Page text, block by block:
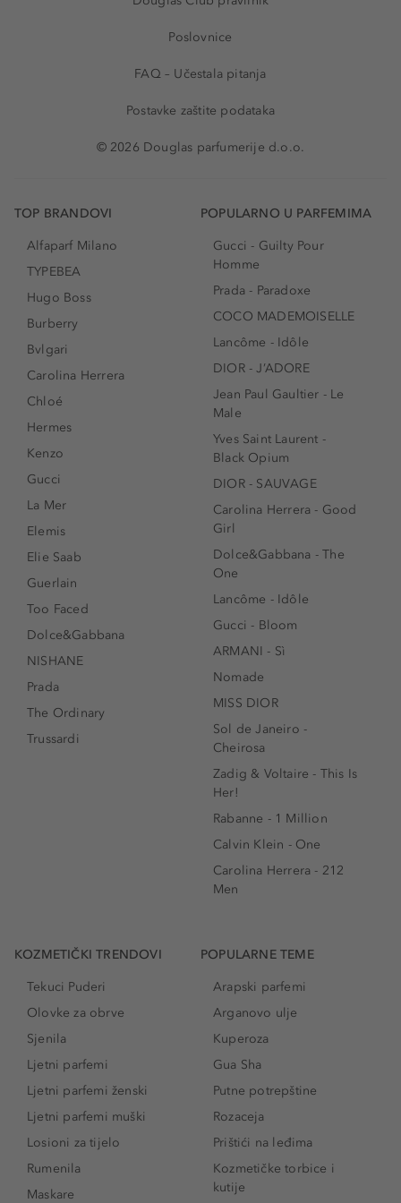
Poslovnice
FAQ – Učestala pitanja
Postavke zaštite podataka
© 2026 Douglas parfumerije d.o.o.
TOP BRANDOVI
Alfaparf Milano
TYPEBEA
Hugo Boss
Burberry
Bvlgari
Carolina Herrera
Chloé
Hermes
Kenzo
Gucci
La Mer
Elemis
Elie Saab
Guerlain
Too Faced
Dolce&Gabbana
NISHANE
Prada
The Ordinary
Trussardi
POPULARNO U PARFEMIMA
Gucci - Guilty Pour
Homme
Prada - Paradoxe
COCO MADEMOISELLE
Lancôme - Idôle
DIOR - J’ADORE
Jean Paul Gaultier - Le
Male
Yves Saint Laurent -
Black Opium
DIOR - SAUVAGE
Carolina Herrera - Good
Girl
Dolce&Gabbana - The
One
Lancôme - Idôle
Gucci - Bloom
ARMANI - Sì
Nomade
MISS DIOR
Sol de Janeiro -
Cheirosa
Zadig & Voltaire - This Is
Her!
Rabanne - 1 Million
Calvin Klein - One
Carolina Herrera - 212
Men
KOZMETIČKI TRENDOVI
Tekuci Puderi
Olovke za obrve
Sjenila
Ljetni parfemi
Ljetni parfemi ženski
Ljetni parfemi muški
Losioni za tijelo
Rumenila
Maskare
POPULARNE TEME
Arapski parfemi
Arganovo ulje
Kuperoza
Gua Sha
Putne potrepštine
Rozaceja
Prištići na leđima
Kozmetičke torbice i
kutije